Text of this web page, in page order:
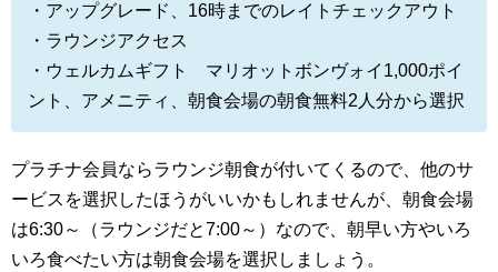
・アップグレード、16時までのレイトチェックアウト
・ラウンジアクセス
・ウェルカムギフト マリオットボンヴォイ1,000ポイ
ント、アメニティ、朝食会場の朝食無料2人分から選択
プラチナ会員ならラウンジ朝食が付いてくるので、他のサ
ービスを選択したほうがいいかもしれませんが、朝食会場
は6:30～（ラウンジだと7:00～）なので、朝早い方やいろ
いろ食べたい方は朝食会場を選択しましょう 。